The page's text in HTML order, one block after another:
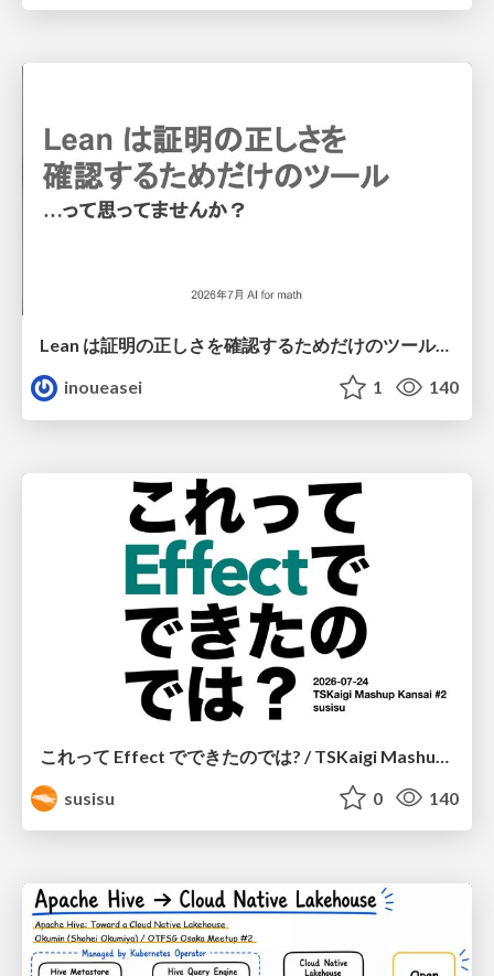
Lean は証明の正しさを確認するためだけのツールって思ってませんか？
inoueasei
1 140
susisu
0 140